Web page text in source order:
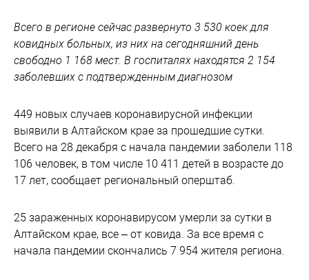
Всего в регионе сейчас развернуто 3 530 коек для
ковидных больных, из них на сегодняшний день
свободно 1 168 мест. В госпиталях находятся 2 154
заболевших с подтвержденным диагнозом
449 новых случаев коронавирусной инфекции
выявили в Алтайском крае за прошедшие сутки.
Всего на 28 декабря с начала пандемии заболели 118
106 человек, в том числе 10 411 детей в возрасте до
17 лет, сообщает региональный оперштаб.
25 зараженных коронавирусом умерли за сутки в
Алтайском крае, все – от ковида. За все время с
начала пандемии скончались 7 954 жителя региона.